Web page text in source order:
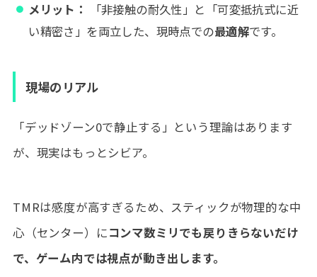
メリット：
「非接触の耐久性」と「可変抵抗式に近
い精密さ」を両立した、現時点での最適解です。
現場のリアル
「デッドゾーン0で静止する」という理論はあります
が、現実はもっとシビア。
TMRは感度が高すぎるため、スティックが物理的な中
心（センター）にコンマ数ミリでも戻りきらないだけ
で、ゲーム内では視点が動き出します。